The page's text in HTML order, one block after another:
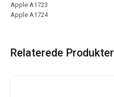
Apple A1723
Apple A1724
Relaterede Produkter